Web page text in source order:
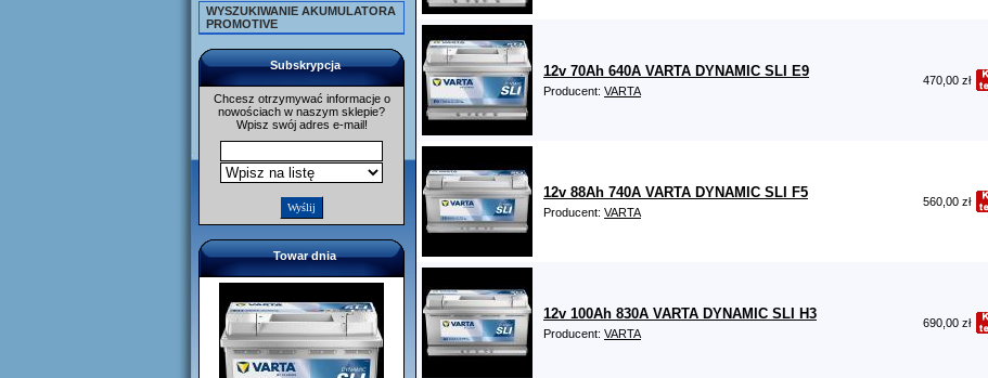
WYSZUKIWANIE AKUMULATORA
PROMOTIVE
Subskrypcja
Chcesz otrzymywać informacje o
nowościach w naszym sklepie?
Wpisz swój adres e-mail!
Towar dnia
12v 70Ah 640A VARTA DYNAMIC SLI E9
Producent: VARTA
470,00 zł
12v 88Ah 740A VARTA DYNAMIC SLI F5
Producent: VARTA
560,00 zł
12v 100Ah 830A VARTA DYNAMIC SLI H3
Producent: VARTA
690,00 zł